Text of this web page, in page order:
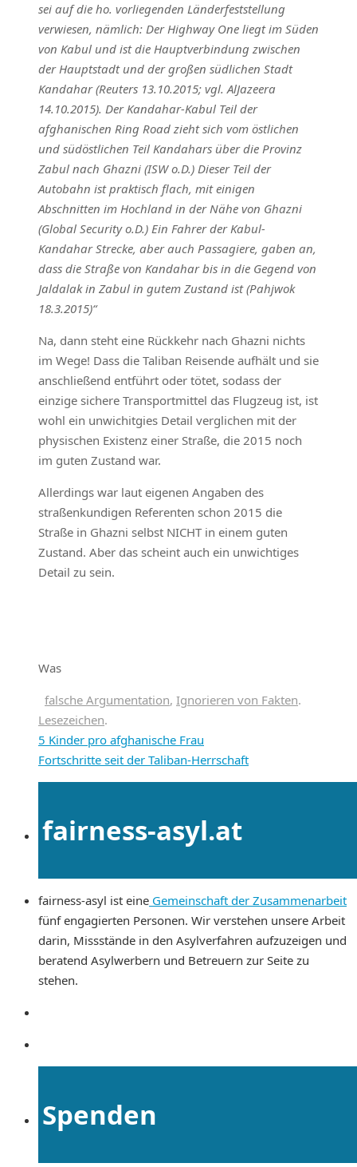
sei auf die ho. vorliegenden Länderfeststellung
verwiesen, nämlich: Der Highway One liegt im Süden
von Kabul und ist die Hauptverbindung zwischen
der Hauptstadt und der großen südlichen Stadt
Kandahar (Reuters 13.10.2015; vgl. AlJazeera
14.10.2015). Der Kandahar-Kabul Teil der
afghanischen Ring Road zieht sich vom östlichen
und südöstlichen Teil Kandahars über die Provinz
Zabul nach Ghazni (ISW o.D.) Dieser Teil der
Autobahn ist praktisch flach, mit einigen
Abschnitten im Hochland in der Nähe von Ghazni
(Global Security o.D.) Ein Fahrer der Kabul-
Kandahar Strecke, aber auch Passagiere, gaben an,
dass die Straße von Kandahar bis in die Gegend von
Jaldalak in Zabul in gutem Zustand ist (Pahjwok
18.3.2015)“
Na, dann steht eine Rückkehr nach Ghazni nichts
im Wege! Dass die Taliban Reisende aufhält und sie
anschließend entführt oder tötet, sodass der
einzige sichere Transportmittel das Flugzeug ist, ist
wohl ein unwichitgies Detail verglichen mit der
physischen Existenz einer Straße, die 2015 noch
im guten Zustand war.
Allerdings war laut eigenen Angaben des
straßenkundigen Referenten schon 2015 die
Straße in Ghazni selbst NICHT in einem guten
Zustand. Aber das scheint auch ein unwichtiges
Detail zu sein.
Was
falsche Argumentation, Ignorieren von Fakten.
Lesezeichen.
5 Kinder pro afghanische Frau
Fortschritte seit der Taliban-Herrschaft
fairness-asyl.at
fairness-asyl ist eine Gemeinschaft der Zusammenarbeit
fünf engagierten Personen. Wir verstehen unsere Arbeit
darin, Missstände in den Asylverfahren aufzuzeigen und
beratend Asylwerbern und Betreuern zur Seite zu
stehen.
Spenden